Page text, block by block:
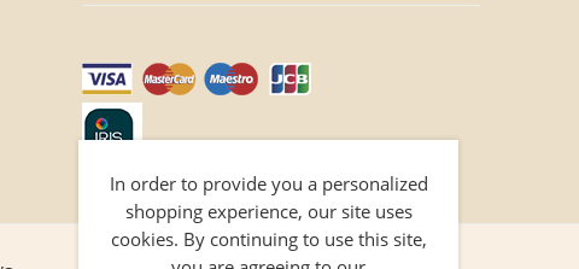
In order to provide you a personalized
shopping experience, our site uses
cookies. By continuing to use this site,